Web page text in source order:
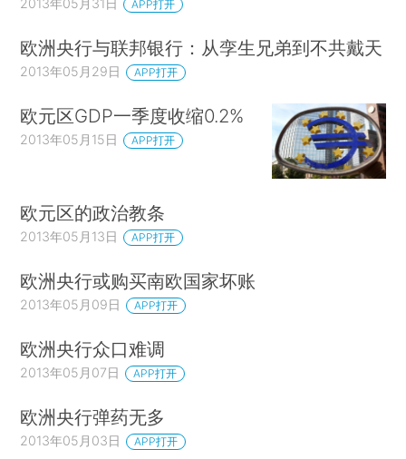
APP打开
欧洲央行与联邦银行：从孪生兄弟到不共戴天
2013年05月29日 APP打开
欧元区GDP一季度收缩0.2%
2013年05月15日 APP打开
欧元区的政治教条
2013年05月13日 APP打开
欧洲央行或购买南欧国家坏账
2013年05月09日 APP打开
欧洲央行众口难调
2013年05月07日 APP打开
欧洲央行弹药无多
2013年05月03日 APP打开